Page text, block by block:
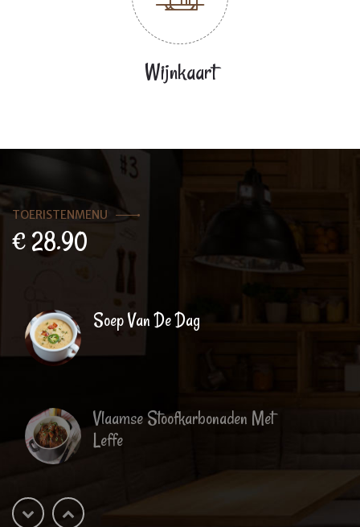
Wijnkaart
TOERISTENMENU
€ 28.90
Soep Van De Dag
Vlaamse Stoofkarbonaden Met
Leffe